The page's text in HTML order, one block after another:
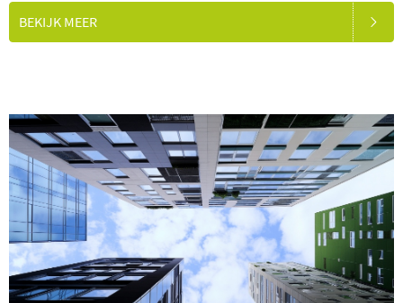
BEKIJK MEER